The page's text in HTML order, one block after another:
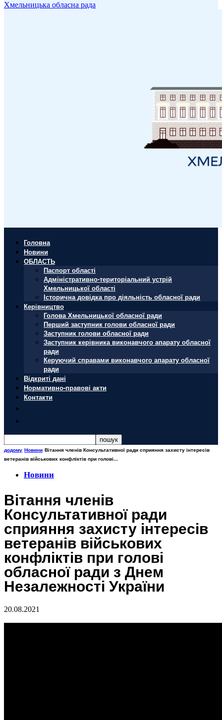
Хмельницька обласна рада
Головна
Новини
ОБЛАСТЬ
Паспорт області
Адміністративно-територіальний устрій
Хмельницької області
Історична довідка про діяльність обласної ради
Керівництво
Голова Хмельницької обласної ради
Перший заступник голови обласної ради
Заступник голови обласної ради
Заступник керівника виконавчого апарату обласної
ради
Керуючий справами виконавчого апарату обласної
ради
Відкриті дані
Нормативно-правові акти
Контакти
додому Новини Вітання членів Консультативної ради сприяння захисту інтересів
ветеранів військових конфліктів при голові...
Новини
Вітання членів
Консультативної ради
сприяння захисту інтересів
ветеранів військових
конфліктів при голові
обласної ради з Днем
Незалежності України
20.08.2021